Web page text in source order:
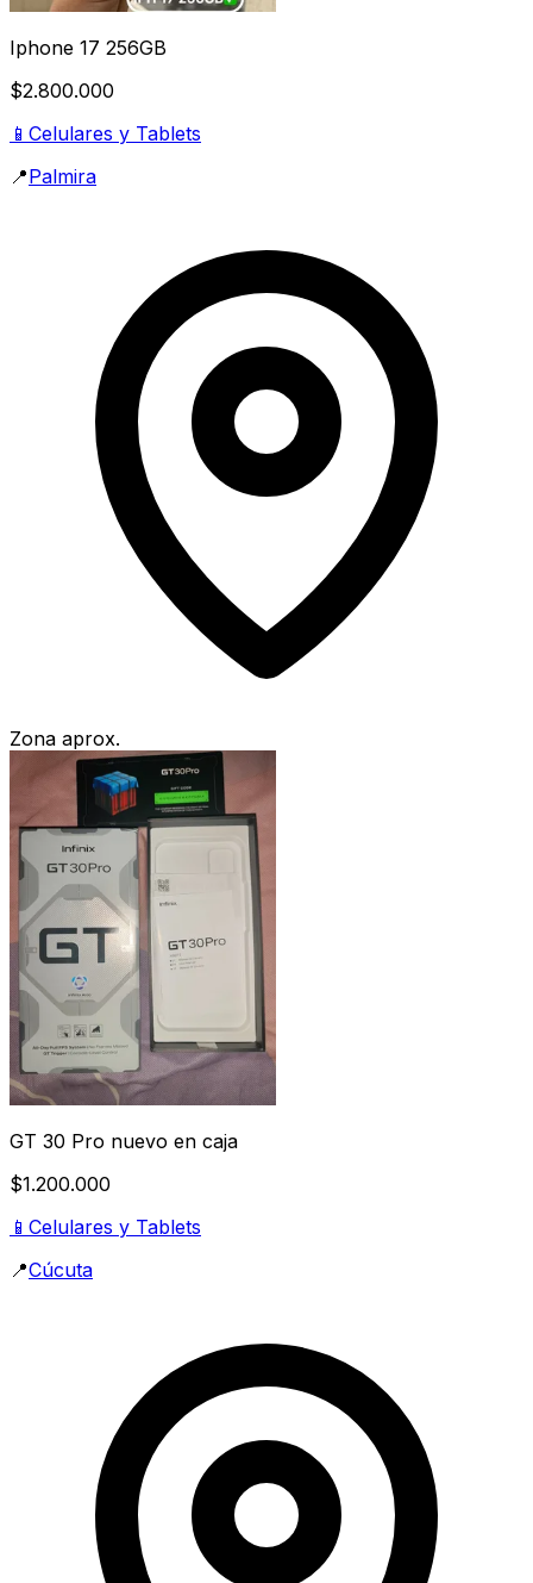
Iphone 17 256GB
$2.800.000
📱 Celulares y Tablets
📍Palmira
Zona aprox.
GT 30 Pro nuevo en caja
$1.200.000
📱 Celulares y Tablets
📍Cúcuta